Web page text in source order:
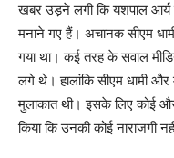
खबर उड़ने लगी कि यशपाल आर्य
मनाने गए हैं। अचानक सीएम
गया था। कई तरह के सवाल
लगे थे। हालांकि सीएम धामी और
मुलाकात थी। इसके लिए कोई
किया कि उनकी कोई नाराजगी